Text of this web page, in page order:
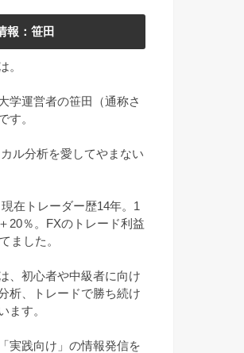
報：笹田
。
学運営者の笹田（通称さ
す。
ル分析を愛してやまない
在トレーダー歴14年。1
20％。FXのトレード利益
ました。
、初心者や中級者に向け
析、トレードで勝ち続け
ます。
実践向け」の情報発信を